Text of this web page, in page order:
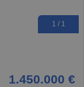
1 / 1
1.450.000 €